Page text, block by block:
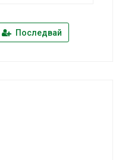
Последвай